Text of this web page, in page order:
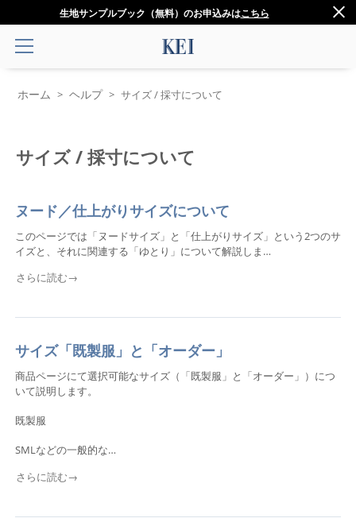
生地サンプルブック（無料）のお申込みはこちら
ホーム > ヘルプ > サイズ / 採寸について
サイズ / 採寸について
ヌード／仕上がりサイズについて
このページでは「ヌードサイズ」と「仕上がりサイズ」という2つのサ
イズと、それに関連する「ゆとり」について解説しま…
さらに読む→
サイズ「既製服」と「オーダー」
商品ページにて選択可能なサイズ（「既製服」と「オーダー」）につ
いて説明します。
既製服
SMLなどの一般的な…
さらに読む→